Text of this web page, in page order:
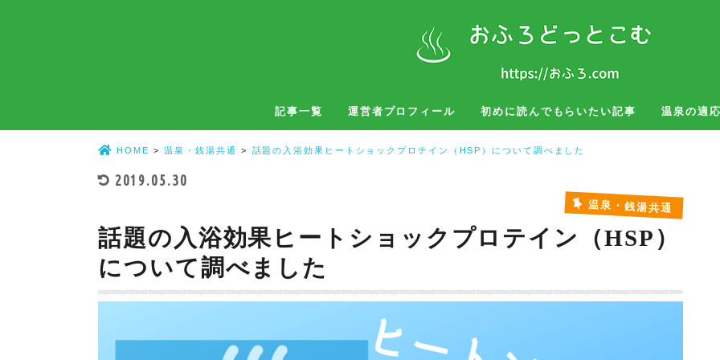
記事一覧 運営者プロフィール 初めに読んでもらいたい記事 温泉の適
HOME 温泉・銭湯共通 話題の入浴効果ヒートショックプロテイン（HSP）について調べました
2019.05.30
温泉・銭湯共通
話題の入浴効果ヒートショックプロテイン（HSP）
について調べました